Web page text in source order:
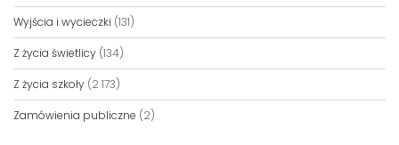
Wyjścia i wycieczki (131)
Z życia świetlicy (134)
Z życia szkoły (2 173)
Zamówienia publiczne (2)